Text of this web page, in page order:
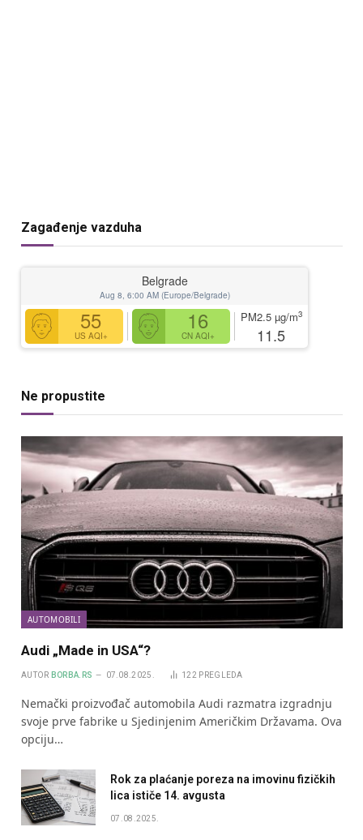
Zagađenje vazduha
Belgrade
Aug 8, 6:00 AM (Europe/Belgrade)
55
US AQI+
16
CN AQI+
PM2.5 µg/m3
11.5
Ne propustite
AUTOMOBILI
Audi „Made in USA“?
AUTOR BORBA.RS 07.08.2025. 122 PREGLEDA
Nemački proizvođač automobila Audi razmatra izgradnju
svoje prve fabrike u Sjedinjenim Američkim Državama. Ova
opciju…
Rok za plaćanje poreza na imovinu fizičkih
lica ističe 14. avgusta
07.08.2025.